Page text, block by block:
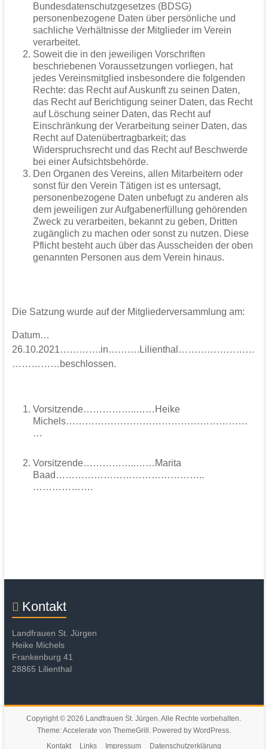
Bundesdatenschutzgesetzes (BDSG)
personenbezogene Daten über persönliche und
sachliche Verhältnisse der Mitglieder im Verein
verarbeitet.
Soweit die in den jeweiligen Vorschriften
beschriebenen Voraussetzungen vorliegen, hat
jedes Vereinsmitglied insbesondere die folgenden
Rechte: das Recht auf Auskunft zu seinen Daten,
das Recht auf Berichtigung seiner Daten, das Recht
auf Löschung seiner Daten, das Recht auf
Einschränkung der Verarbeitung seiner Daten, das
Recht auf Datenübertragbarkeit; das
Widerspruchsrecht und das Recht auf Beschwerde
bei einer Aufsichtsbehörde.
Den Organen des Vereins, allen Mitarbeitern oder
sonst für den Verein Tätigen ist es untersagt,
personenbezogene Daten unbefugt zu anderen als
dem jeweiligen zur Aufgabenerfüllung gehörenden
Zweck zu verarbeiten, bekannt zu geben, Dritten
zugänglich zu machen oder sonst zu nutzen. Diese
Pflicht besteht auch über das Ausscheiden der oben
genannten Personen aus dem Verein hinaus.
Die Satzung wurde auf der Mitgliederversammlung am:
Datum…
26.10.2021………….in……….Lilienthal……………………
……………beschlossen.
Vorsitzende……………..……Heike
Michels…………………………………………………
…
Vorsitzende……………..……Marita
Baad………………………………………..
……………….
Kontakt
Landfrauen St. Jürgen
Heike Michels
Frankenburg 41
28865 Lilienthal
Copyright © 2026 Landfrauen St. Jürgen. Alle Rechte vorbehalten.
Theme:Accelerate von ThemeGrill. Powered by WordPress.
Kontakt
Links Impressum Datenschutzerklärung